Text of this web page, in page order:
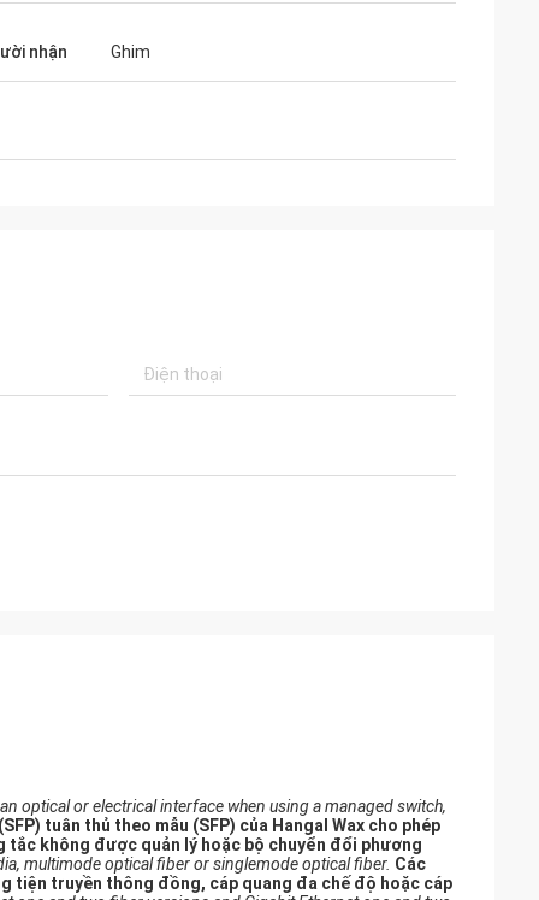
nhận Ghim
optical or electrical interface when using a managed switch,
tuân thủ theo mẫu (SFP) của Hangal Wax cho phép
không được quản lý hoặc bộ chuyển đổi phương
multimode optical fiber or singlemode optical fiber. Các
tiện truyền thông đồng, cáp quang đa chế độ hoặc cáp